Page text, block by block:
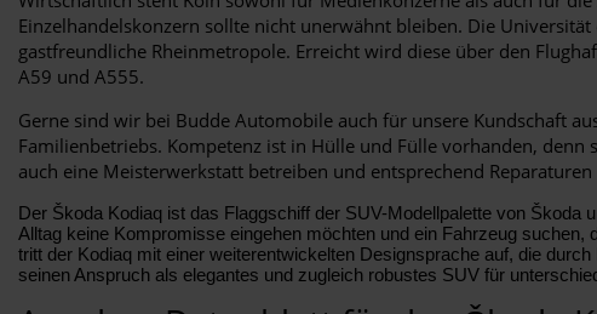
Einzelhandelskonzern sollte nicht unerwähnt bleiben. Die
gastfreundliche Rheinmetropole. Erreicht wird diese über den
A59 und A555.
Gerne sind wir bei Budde Automobile auch für unsere Kundschaft
Familienbetriebs. Kompetenz ist in Hülle und Fülle vorhanden,
auch eine Meisterwerkstatt betreiben und entsprechend
Der Škoda Kodiaq ist das Flaggschiff der SUV-Modellpalette von
Alltag keine Kompromisse eingehen möchten und ein Fahrzeug
tritt der Kodiaq mit einer weiterentwickelten Designsprache auf, die
seinen Anspruch als elegantes und zugleich robustes SUV für